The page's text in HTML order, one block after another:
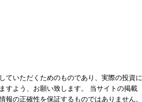
ていただくためのものであり、実際の投資に
すよう、お願い致します。 当サイトの掲載
の正確性を保証するものではありません。